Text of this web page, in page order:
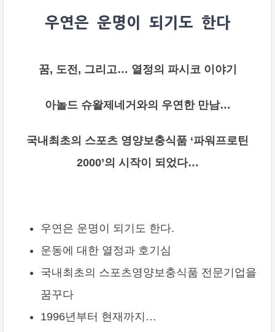
우연은 운명이 되기도 한다
꿈, 도전, 그리고… 열정의 파시코 이야기
아놀드 슈왈제네거와의 우연한 만남…
국내최초의 스포츠 영양보충식품 ‘파워프로틴
2000’의 시작이 되었다…
우연은 운명이 되기도 한다.
운동에 대한 열정과 호기심
국내최초의 스포츠영양보충식품 전문기업을
꿈꾸다
1996년부터 현재까지…